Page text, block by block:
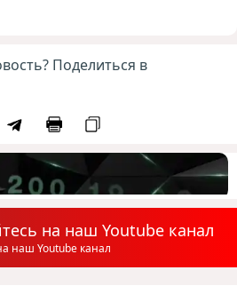
Поделиться в
на наш Youtube канал
наш Youtube канал